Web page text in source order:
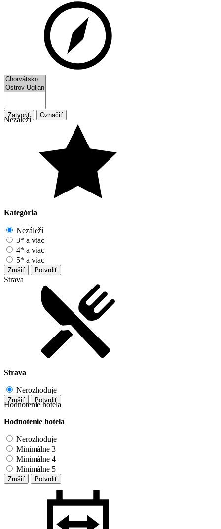
Zatvoriť Označiť
Nezáleží
Kategória
Nezáleží
3* a viac
4* a viac
5* a viac
Zrušiť Potvrdiť
Strava
Strava
Nerozhoduje
Zrušiť Potvrdiť
Hodnotenie hotela
Hodnotenie hotela
Nerozhoduje
Minimálne 3
Minimálne 4
Minimálne 5
Zrušiť Potvrdiť